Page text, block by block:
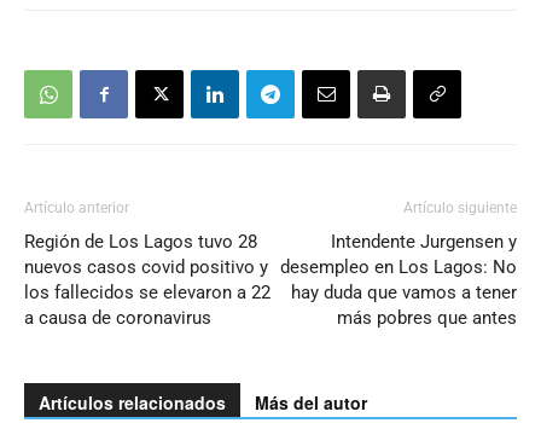
Artículo anterior
Región de Los Lagos tuvo 28
nuevos casos covid positivo y
los fallecidos se elevaron a 22
a causa de coronavirus
Artículo siguiente
Intendente Jurgensen y
desempleo en Los Lagos: No
hay duda que vamos a tener
más pobres que antes
Artículos relacionados Más del autor